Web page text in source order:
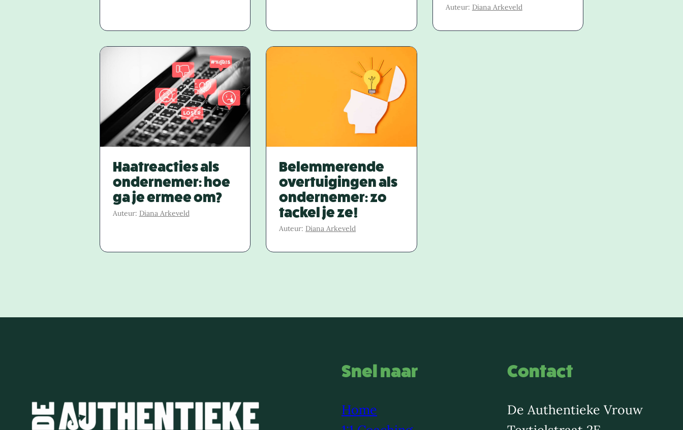
Auteur: Diana Arkeveld
Haatreacties als
ondernemer: hoe
ga je ermee om?
Auteur: Diana Arkeveld
Belemmerende
overtuigingen als
ondernemer: zo
tackel je ze!
Auteur: Diana Arkeveld
Snel naar
Home
Contact
De Authentieke Vrouw